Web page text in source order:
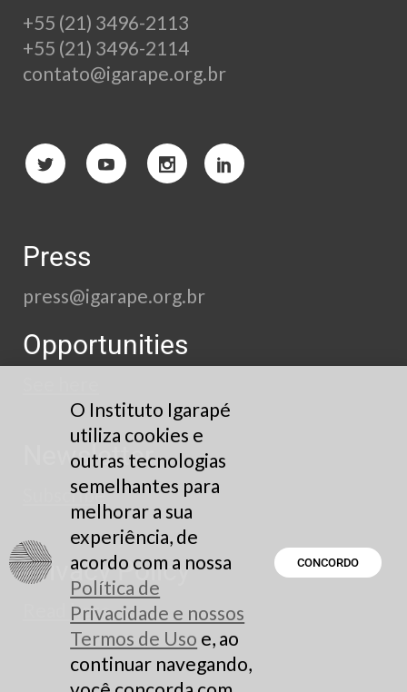
+55 (21) 3496-2113
+55 (21) 3496-2114
contato@igarape.org.br
Press
press@igarape.org.br
Opportunities
Newsletter
Subscribe
Privacy Policy
Read here
O Instituto Igarapé
utiliza cookies e
outras tecnologias
semelhantes para
melhorar a sua
experiência, de
acordo com a nossa
Política de
Privacidade e nossos
Termos de Uso e, ao
continuar navegando,
CONCORDO